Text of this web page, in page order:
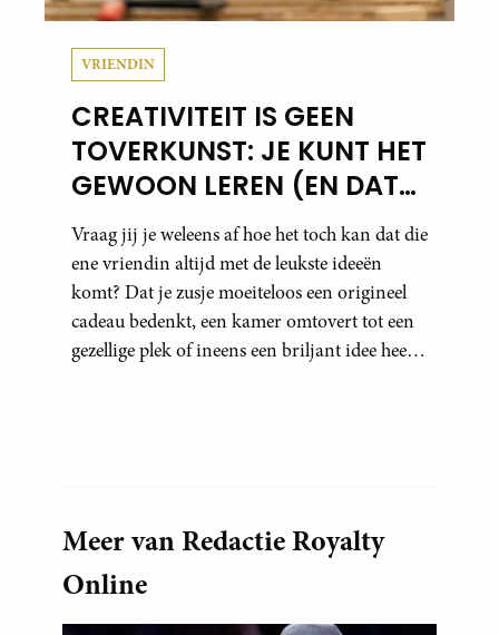
VRIENDIN
CREATIVITEIT IS GEEN
TOVERKUNST: JE KUNT HET
GEWOON LEREN (EN DAT
DOE JE ZO)
Vraag jij je weleens af hoe het toch kan dat die
ene vriendin altijd met de leukste ideeën
komt? Dat je zusje moeiteloos een origineel
cadeau bedenkt, een kamer omtovert tot een
gezellige plek of ineens een briljant idee heeft
Meer van Redactie Royalty
Online